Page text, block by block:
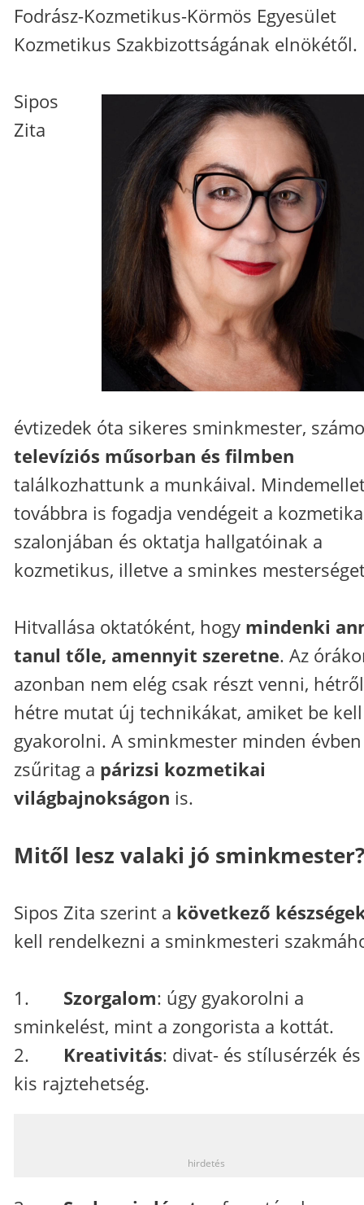
Fodrász-Kozmetikus-Körmös Egyesület
Kozmetikus Szakbizottságának elnökétől.
Sipos
Zita
évtizedek óta sikeres sminkmester,
televíziós műsorban és filmben
találkozhattunk a munkáival.
továbbra is fogadja vendégeit a
szalonjában és oktatja hallgatóinak a
kozmetikus, illetve a sminkes
Hitvallása oktatóként, hogy mindenki
tanul tőle, amennyit szeretne. Az
azonban nem elég csak részt venni, hétről
hétre mutat új technikákat, amiket be kell
gyakorolni. A sminkmester minden évben
zsűritag a párizsi kozmetikai
világbajnokságon is.
Mitől lesz valaki jó sminkmester?
Sipos Zita szerint a következő
kell rendelkezni a sminkmesteri
1. Szorgalom: úgy gyakorolni a
sminkelést, mint a zongorista a kottát.
2. Kreativitás: divat- és stílusérzék
kis rajztehetség.
hirdetés